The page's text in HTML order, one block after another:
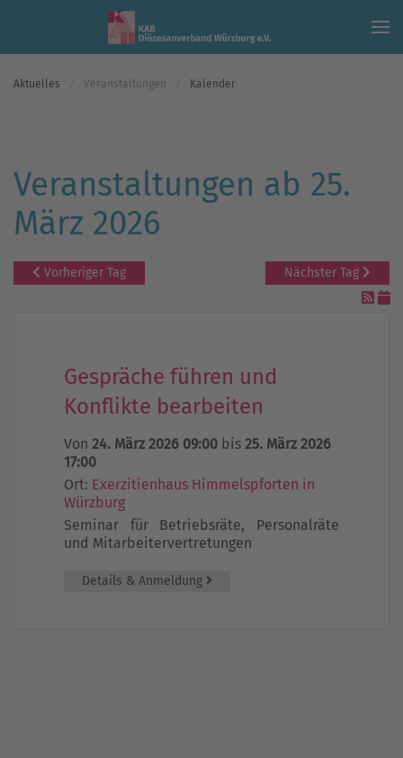
Skip to main content
Aktuelles Veranstaltungen Kalender
Veranstaltungen ab 25.
März 2026
Vorheriger Tag Nächster Tag
Gespräche führen und
Konflikte bearbeiten
Von 24. März 2026 09:00 bis 25. März 2026
17:00
Ort: Exerzitienhaus Himmelspforten in
Würzburg
Seminar für Betriebsräte, Personalräte
und Mitarbeitervertretungen
Details & Anmeldung